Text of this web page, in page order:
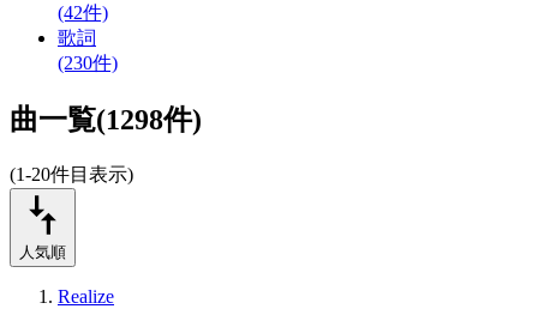
(42件)
歌詞
(230件)
曲一覧(1298件)
(1-20件目表示)
人気順
Realize